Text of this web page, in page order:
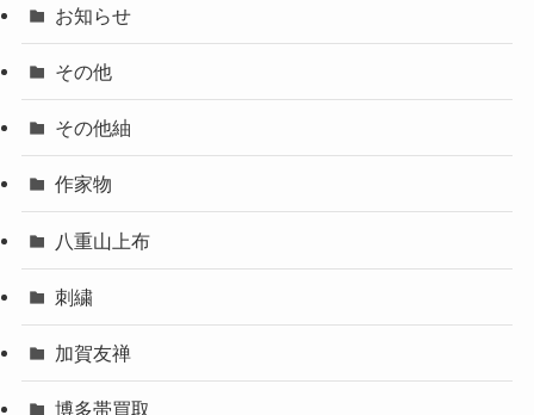
お知らせ
その他
その他紬
作家物
八重山上布
刺繍
加賀友禅
博多帯買取